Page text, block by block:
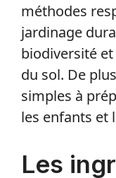
méthodes
jardinage
biodiversité
du sol. De
simples à
les enfants et
Les